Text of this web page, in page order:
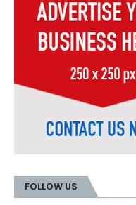
FOLLOW US